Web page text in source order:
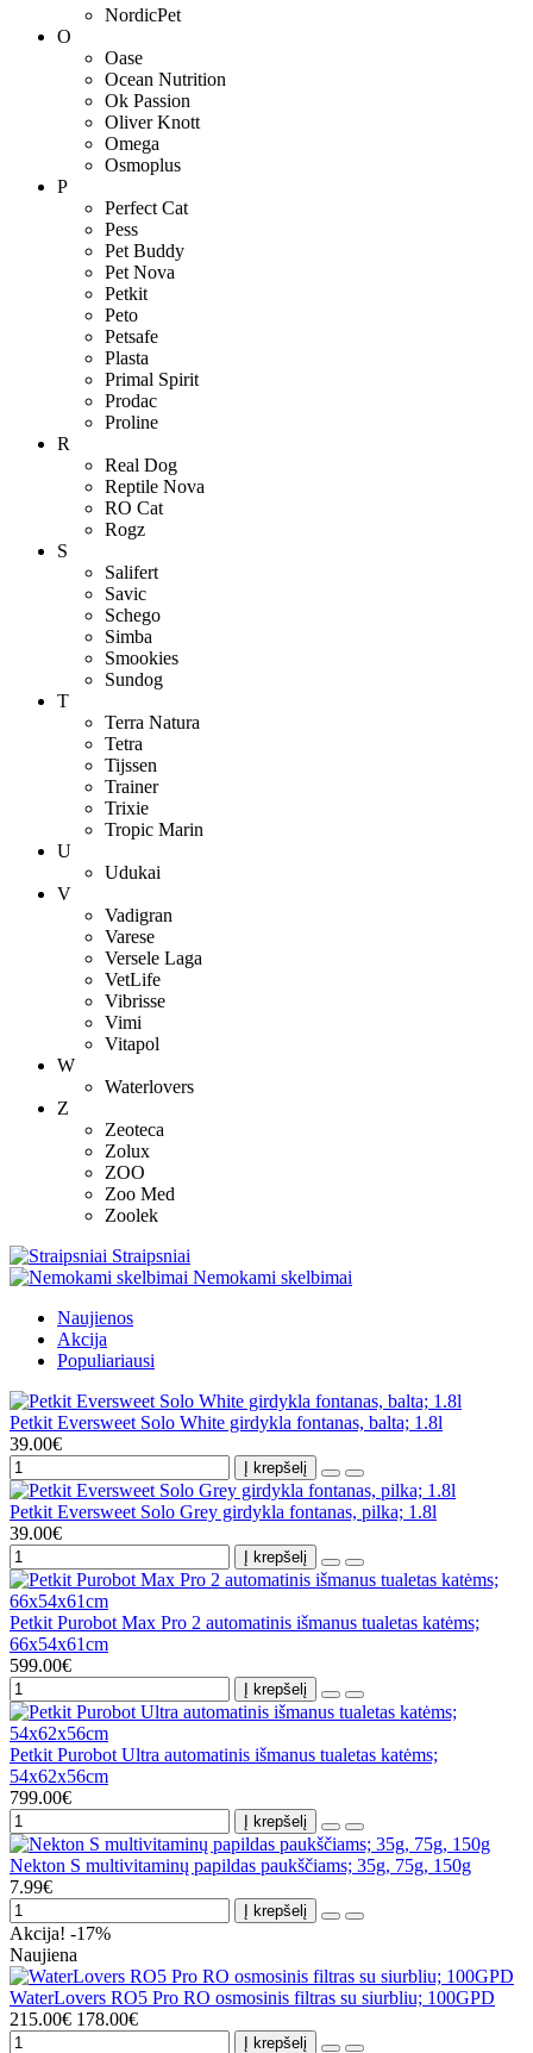
NordicPet
O
Oase
Ocean Nutrition
Ok Passion
Oliver Knott
Omega
Osmoplus
P
Perfect Cat
Pess
Pet Buddy
Pet Nova
Petkit
Peto
Petsafe
Plasta
Primal Spirit
Prodac
Proline
R
Real Dog
Reptile Nova
RO Cat
Rogz
S
Salifert
Savic
Schego
Simba
Smookies
Sundog
T
Terra Natura
Tetra
Tijssen
Trainer
Trixie
Tropic Marin
U
Udukai
V
Vadigran
Varese
Versele Laga
VetLife
Vibrisse
Vimi
Vitapol
W
Waterlovers
Z
Zeoteca
Zolux
ZOO
Zoo Med
Zoolek
Straipsniai
Nemokami skelbimai
Naujienos
Akcija
Populiariausi
Petkit Eversweet Solo White girdykla fontanas, balta; 1.8l
39.00€
Į krepšelį
Petkit Eversweet Solo Grey girdykla fontanas, pilka; 1.8l
39.00€
Į krepšelį
Petkit Purobot Max Pro 2 automatinis išmanus tualetas katėms;
66x54x61cm
599.00€
Į krepšelį
Petkit Purobot Ultra automatinis išmanus tualetas katėms;
54x62x56cm
799.00€
Į krepšelį
Nekton S multivitaminų papildas paukščiams; 35g, 75g, 150g
7.99€
Į krepšelį
Akcija! -17%
Naujiena
WaterLovers RO5 Pro RO osmosinis filtras su siurbliu; 100GPD
215.00€ 178.00€
Į krepšelį